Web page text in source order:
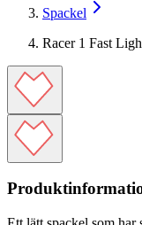
Spackel
Racer 1 Fast